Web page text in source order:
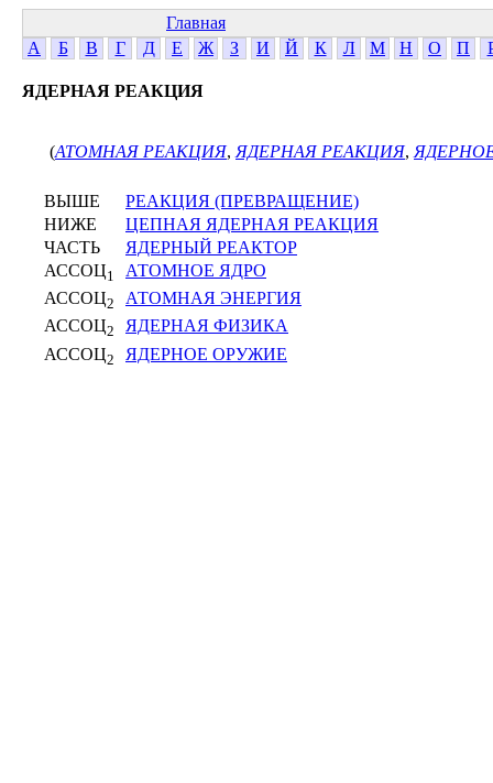
Главная
А
Б В Г Д Е Ж З И Й К Л М Н О П
ЯДЕРНАЯ РЕАКЦИЯ
(АТОМНАЯ РЕАКЦИЯ, ЯДЕРНАЯ РЕАКЦИЯ,
ВЫШЕ
РЕАКЦИЯ (ПРЕВРАЩЕНИЕ)
НИЖЕ
ЦЕПНАЯ ЯДЕРНАЯ РЕАКЦИЯ
ЧАСТЬ
ЯДЕРНЫЙ РЕАКТОР
АССОЦ1
АТОМНОЕ ЯДРО
АССОЦ2
АТОМНАЯ ЭНЕРГИЯ
АССОЦ2
ЯДЕРНАЯ ФИЗИКА
АССОЦ2 ЯДЕРНОЕ ОРУЖИЕ